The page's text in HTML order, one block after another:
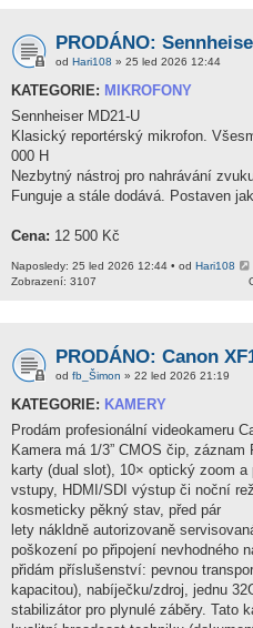
PRODÁNO:
od Hari108 » 25 led 2026 12:44
KATEGORIE: MIKROFONY
Sennheiser MD21-U
Klasický reportérský mikrofon.
000 H
Nezbytný nástroj pro nahrávání
Funguje a stále dodává. Postaven
Cena: 12 500 Kč
Naposledy: 25 led 2026 12:44 • od Hari108
Zobrazení: 3107
PRODÁNO: Canon
od fb_Šimon » 22 led 2026 21:19
KATEGORIE: KAMERY
Prodám profesionální videokameru
Kamera má 1/3” CMOS čip,
karty (dual slot), 10× optický zoom
vstupy, HDMI/SDI výstup či noční
kosmeticky pěkný stav, před pár
lety nákldně autorizovaně
poškození po připojení nevhodného
přidám příslušenství: pevnou
kapacitou), nabíječku/zdroj, jednu
stabilizátor pro plynulé záběry. Tato